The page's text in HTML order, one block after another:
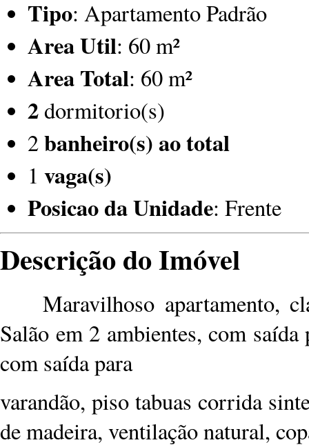
Tipo: Apartamento Padrão
Area Util: 60 m²
Area Total: 60 m²
2 dormitorio(s)
2banheiro(s) ao total
1 vaga(s)
Posicao da Unidade: Frente
Descrição do Imóvel
Maravilhoso apartamento,
Salão em 2 ambientes, com
com saída para
varandão, piso tabuas corrida
de madeira, ventilação natural,